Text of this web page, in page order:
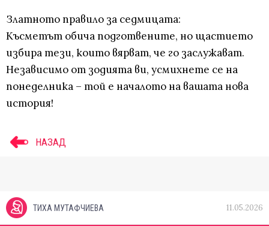
Златното правило за седмицата:
Късметът обича подготвените, но щастието
избира тези, които вярват, че го заслужават.
Независимо от зодията ви, усмихнете се на
понеделника – той е началото на вашата нова
история!
НАЗАД
ТИХА МУТАФЧИЕВА 11.05.2026